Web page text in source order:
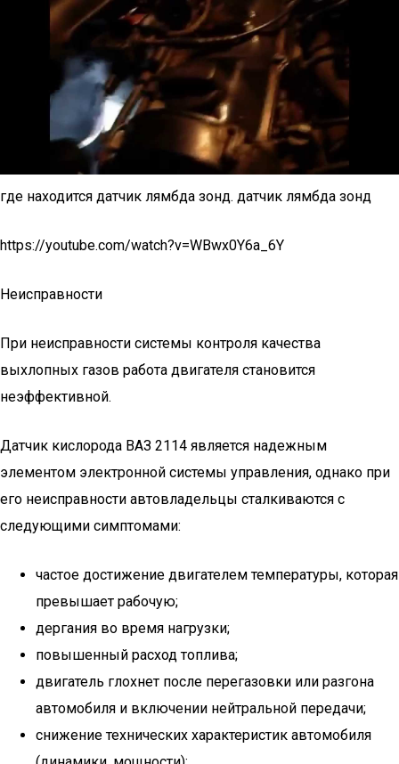
где находится датчик лямбда зонд. датчик лямбда зонд
https://youtube.com/watch?v=WBwx0Y6a_6Y
Неисправности
При неисправности системы контроля качества
выхлопных газов работа двигателя становится
неэффективной.
Датчик кислорода ВАЗ 2114 является надежным
элементом электронной системы управления, однако при
его неисправности автовладельцы сталкиваются с
следующими симптомами:
частое достижение двигателем температуры, которая
превышает рабочую;
дергания во время нагрузки;
повышенный расход топлива;
двигатель глохнет после перегазовки или разгона
автомобиля и включении нейтральной передачи;
снижение технических характеристик автомобиля